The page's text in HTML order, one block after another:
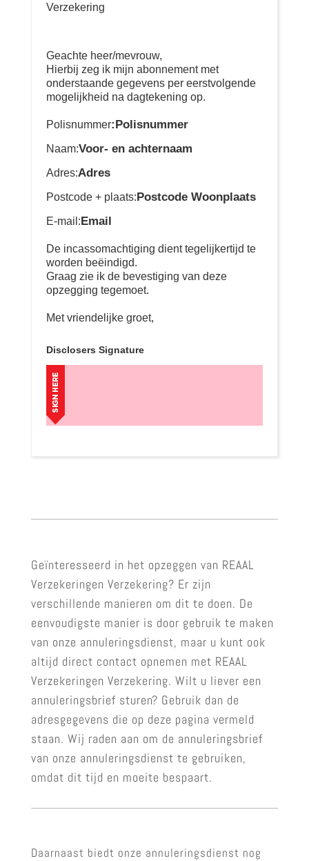
Verzekering
Geachte heer/mevrouw,
Hierbij zeg ik mijn abonnement met
onderstaande gegevens per eerstvolgende
mogelijkheid na dagtekening op.
Polisnummer:Polisnummer
Naam:Voor- en achternaam
Adres:Adres
Postcode + plaats:Postcode Woonplaats
E-mail:Email
De incassomachtiging dient tegelijkertijd te
worden beëindigd.
Graag zie ik de bevestiging van deze
opzegging tegemoet.
Met vriendelijke groet,
Disclosers Signature
Geïnteresseerd in het opzeggen van REAAL
Verzekeringen Verzekering? Er zijn
verschillende manieren om dit te doen. De
eenvoudigste manier is door gebruik te maken
van onze annuleringsdienst, maar u kunt ook
altijd direct contact opnemen met REAAL
Verzekeringen Verzekering. Wilt u liever een
annuleringsbrief sturen? Gebruik dan de
adresgegevens die op deze pagina vermeld
staan. Wij raden aan om de annuleringsbrief
van onze annuleringsdienst te gebruiken,
omdat dit tijd en moeite bespaart.
Daarnaast biedt onze annuleringsdienst nog